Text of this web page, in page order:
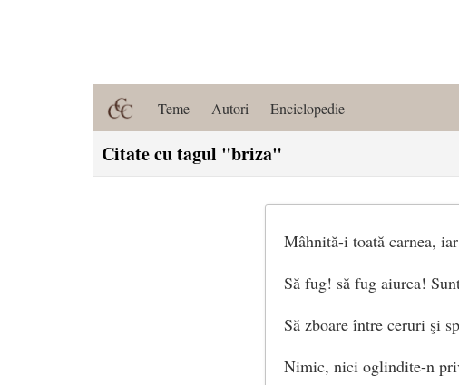
Teme Autori Enciclopedie
Citate cu tagul "briza"
Mâhnită-i toată carnea,
Să fug! să fug aiurea!
Să zboare între ceruri şi
Nimic, nici oglindite-n